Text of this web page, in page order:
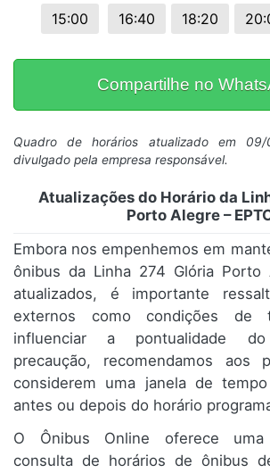
15:00
16:40 18:20
Compartilhe no
Quadro de horários atualizado em 09/
divulgado pela empresa responsável.
Atualizações do Horário da
Porto Alegre –
Embora nos empenhemos em
ônibus da Linha 274 Glória Porto
atualizados, é importante
externos como condições de
influenciar a pontualidade
precaução, recomendamos aos
considerem uma janela de
antes ou depois do horário
O Ônibus Online oferece uma
consulta de horários de ônibus